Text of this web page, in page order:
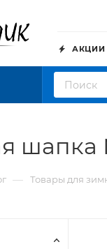
АКЦИИ
шапка
— Товары для